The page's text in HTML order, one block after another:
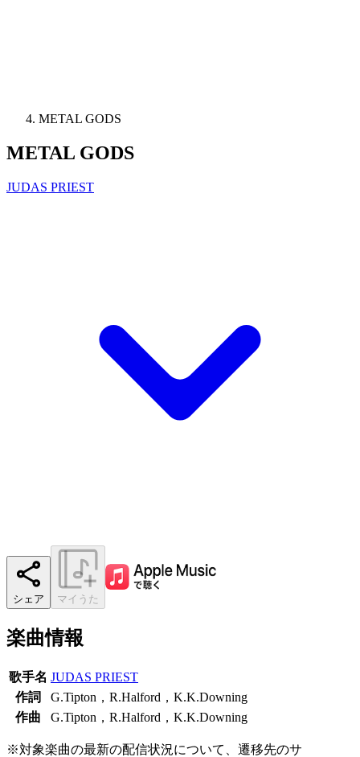
METAL GODS
METAL GODS
JUDAS PRIEST
シェア マイうた
楽曲情報
歌手名 JUDAS PRIEST
作詞
G.Tipton，R.Halford，K.K.Downing
作曲
G.Tipton，R.Halford，K.K.Downing
※対象楽曲の最新の配信状況について、遷移先のサ